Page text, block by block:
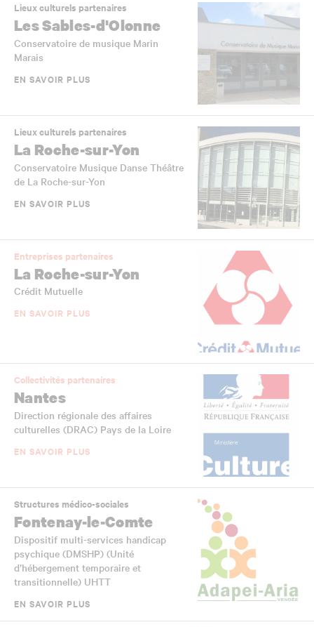
Lieux culturels partenaires
Les Sables-d'Olonne
Conservatoire de musique Marin
Marais
EN SAVOIR PLUS
Lieux culturels partenaires
La Roche-sur-Yon
Conservatoire Musique Danse Théâtre
de La Roche-sur-Yon
EN SAVOIR PLUS
Entreprises partenaires
La Roche-sur-Yon
Crédit Mutuelle
EN SAVOIR PLUS
Collectivités partenaires
Nantes
Direction régionale des affaires
culturelles (DRAC) Pays de la Loire
EN SAVOIR PLUS
Structures médico-sociales
Fontenay-le-Comte
Dispositif multi-services handicap
psychique (DMSHP) (Unité
d’hébergement temporaire et
transitionnelle) UHTT
EN SAVOIR PLUS